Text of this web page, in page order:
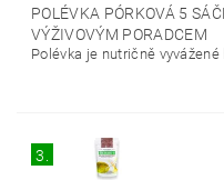
POLÉVKA PÓRKOVÁ 5
VÝŽIVOVÝM PORADCEM
Polévka je nutričně
3.